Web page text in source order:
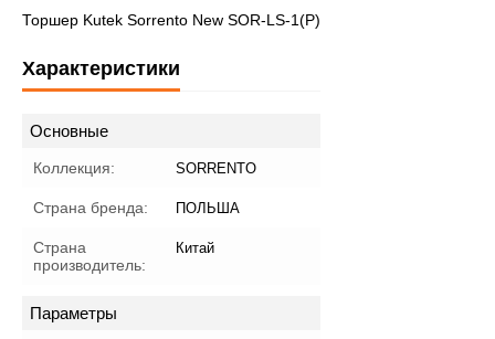
Торшер Kutek Sorrento New SOR-LS-1(P)
Характеристики
Основные
Коллекция: SORRENTO
Страна бренда: ПОЛЬША
Страна
производитель:
Китай
Параметры